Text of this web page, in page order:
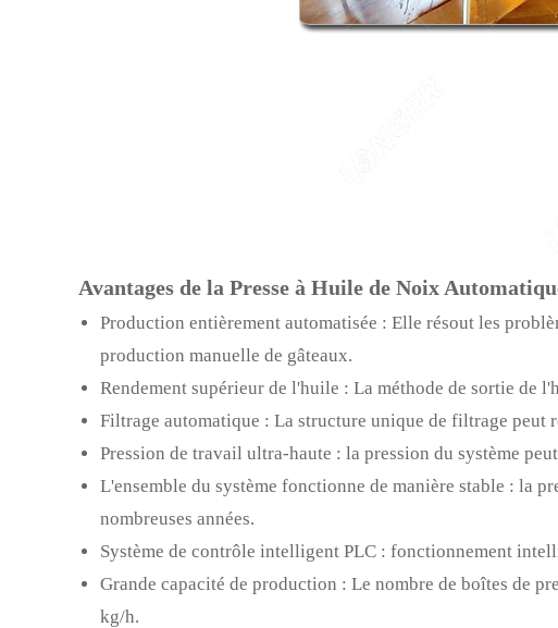
Avantages de la Presse à Huile de Noix
Production entièrement automatisée : Elle résout les
production manuelle de gâteaux.
Rendement supérieur de l'huile : La méthode de sortie de
Filtrage automatique : La structure unique de filtrage
Pression de travail ultra-haute : la pression du système
L'ensemble du système fonctionne de manière stable : la
nombreuses années.
Système de contrôle intelligent PLC : fonctionnement
Grande capacité de production : Le nombre de boîtes de
kg/h.